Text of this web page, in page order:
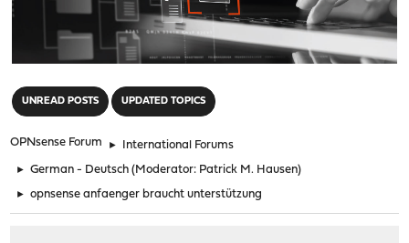
UNREAD POSTS UPDATED TOPICS
OPNsense Forum ► International Forums
► German - Deutsch (Moderator: Patrick M. Hausen)
► opnsense anfaenger braucht unterstützung